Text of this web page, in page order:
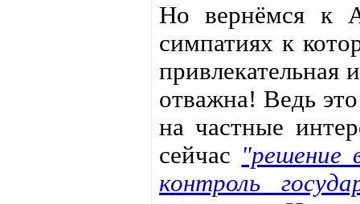
Но вернёмся к
симпатиях к
привлекательная
отважна! Ведь
на частные
сейчас "решение
контроль